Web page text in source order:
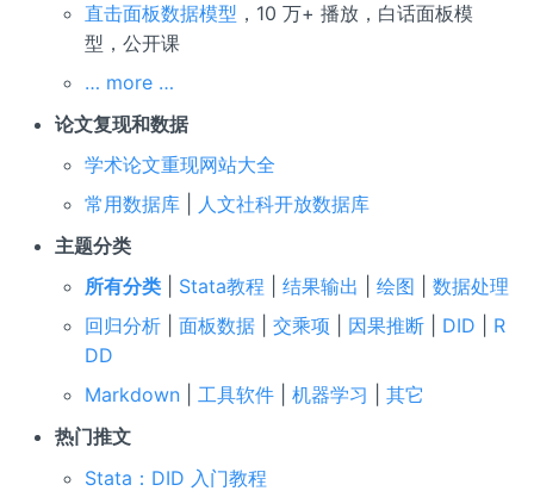
直击面板数据模型 ，10 万+ 播放，白话面板模
型，公开课
… more …
论文复现和数据
学术论文重现网站大全
常用数据库
人文社科开放数据库
主题分类
所有分类
Stata教程 |结果输出 |绘图 |数据处理
回归分析 |面板数据 |交乘项 因果推断 DID
R
DD
Markdown |工具软件 |机器学习 |其它
热门推文
Stata：DID 入门教程